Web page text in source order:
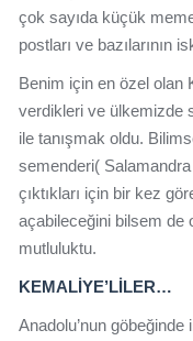
çok sayıda küçük
postları ve bazılarının
Benim için en özel olan
verdikleri ve ülkemizde
ile tanışmak oldu.
semenderi(
çıktıkları için bir kez
açabileceğini bilsem de
mutluluktu.
KEMALİYE’LİLER…
Anadolu’nun göbeğinde